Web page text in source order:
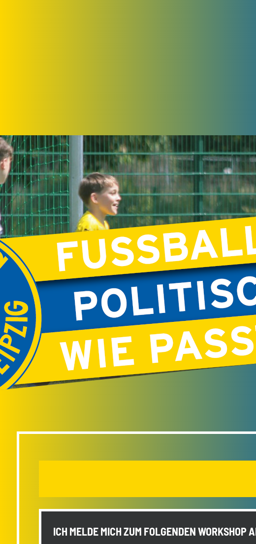
ICH MELDE MICH ZUM FOLGENDEN WORKSHOP